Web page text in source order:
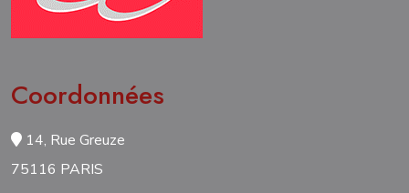
Coordonnées
14, Rue Greuze
75116 PARIS